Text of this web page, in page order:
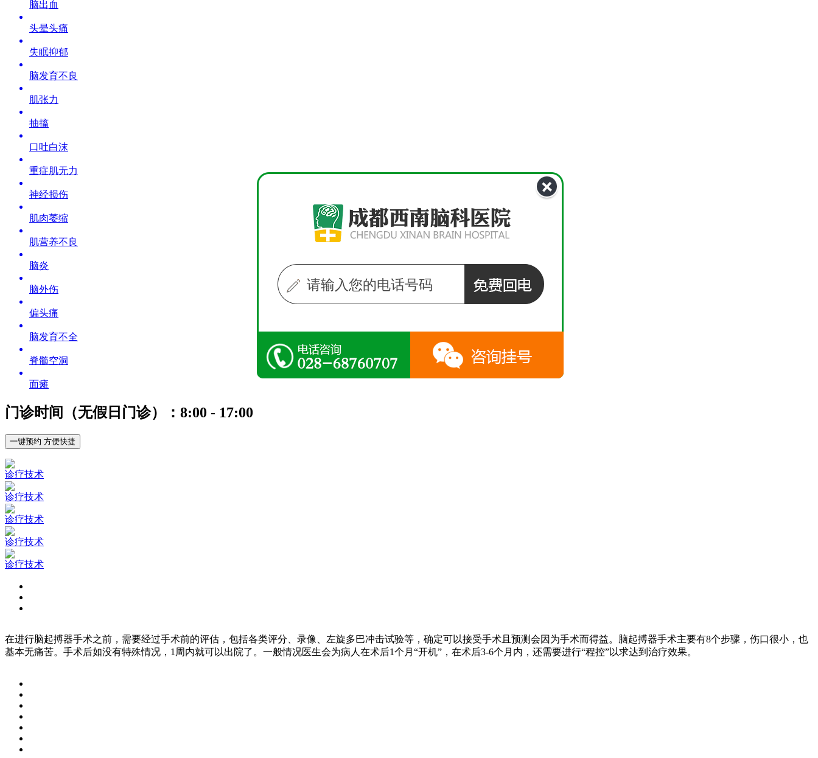
脑出血
头晕头痛
失眠抑郁
脑发育不良
肌张力
抽搐
口吐白沫
重症肌无力
神经损伤
肌肉萎缩
肌营养不良
脑炎
脑外伤
偏头痛
脑发育不全
脊髓空洞
面瘫
门诊时间（无假日门诊）：8:00 - 17:00
一键预约 方便快捷
诊疗技术
诊疗技术
诊疗技术
诊疗技术
诊疗技术
在进行脑起搏器手术之前，需要经过手术前的评估，包括各类评分、录像、左旋多巴冲击试验等，确定可以接受手术且预测会因为手术而得益。脑起搏器手术主要有8个步骤，伤口很小，也
基本无痛苦。手术后如没有特殊情况，1周内就可以出院了。一般情况医生会为病人在术后1个月“开机”，在术后3-6个月内，还需要进行“程控”以求达到治疗效果。